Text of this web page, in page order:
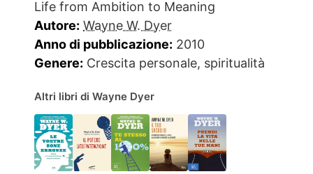
Life from Ambition to Meaning
Autore: Wayne W. Dyer
Anno di pubblicazione: 2010
Genere: Crescita personale, spiritualità
Altri libri di Wayne Dyer